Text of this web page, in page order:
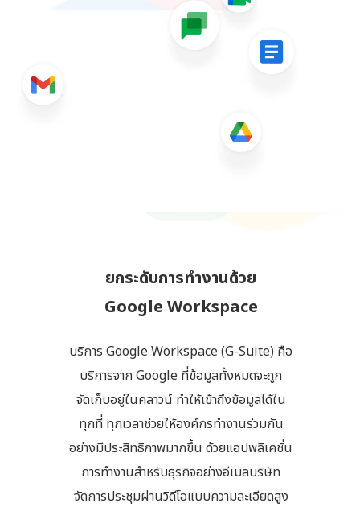
ยกระดับการทำงานด้วย
Google Workspace
บริการ Google Workspace (G-Suite) คือ
บริการจาก Google ที่ข้อมูลทั้งหมดจะถูก
จัดเก็บอยู่ในคลาวน์ ทำให้เข้าถึงข้อมูลได้ใน
ทุกที่ ทุกเวลาช่วยให้องค์กรทำงานร่วมกัน
อย่างมีประสิทธิภาพมากขึ้น ด้วยแอปพลิเคชั่น
การทำงานสำหรับธุรกิจอย่างอีเมลบริษัท
จัดการประชุมผ่านวิดีโอแบบความละเอียดสูง